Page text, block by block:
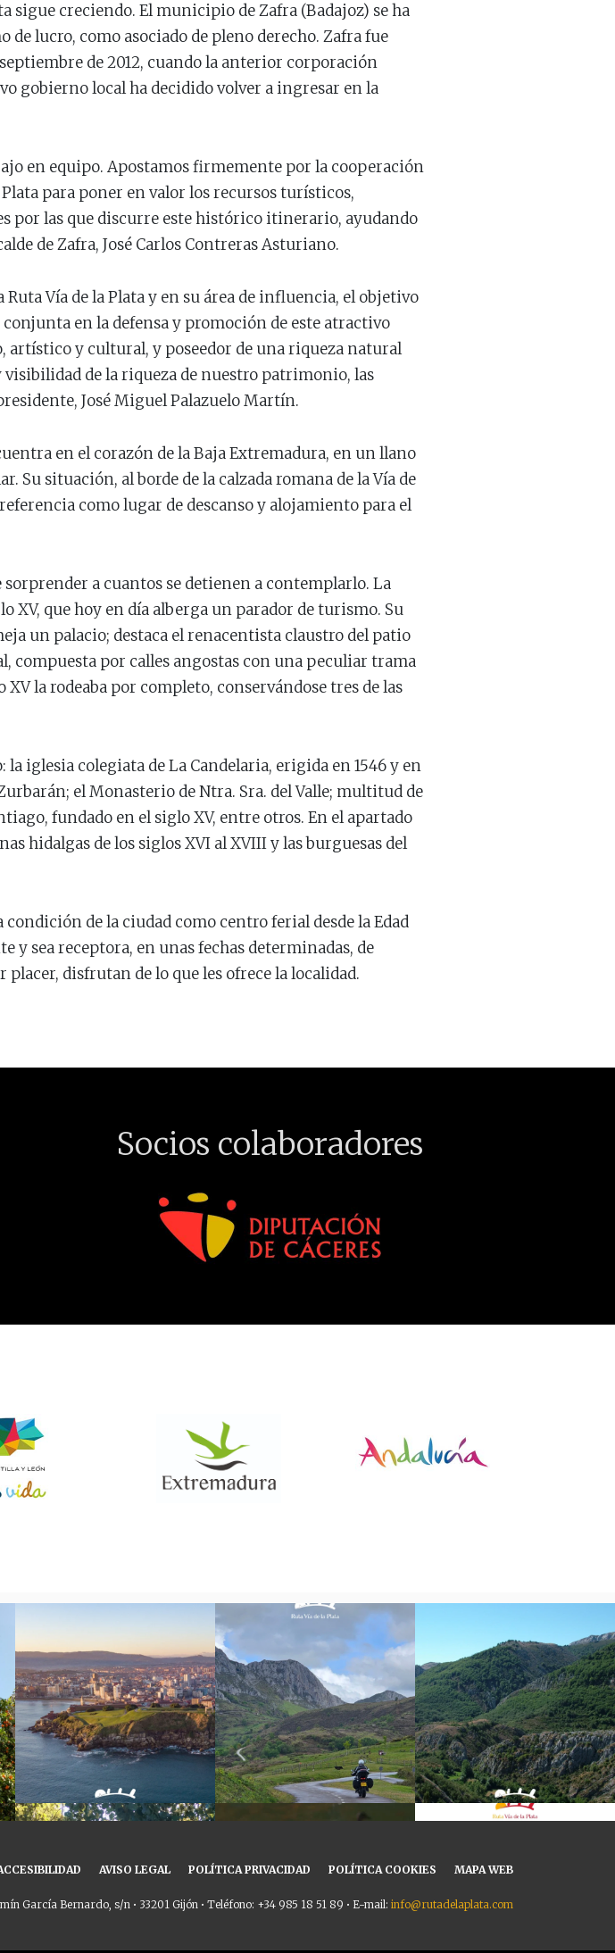
sigue creciendo. El municipio de Zafra (Badajoz) se ha
lucro, como asociado de pleno derecho. Zafra fue
de 2012, cuando la anterior corporación
gobierno local ha decidido volver a ingresar en la
en equipo. Apostamos firmemente por la cooperación
para poner en valor los recursos turísticos,
por las que discurre este histórico itinerario, ayudando
de Zafra, José Carlos Contreras Asturiano.
Vía de la Plata y en su área de influencia, el objetivo
en la defensa y promoción de este atractivo
y cultural, y poseedor de una riqueza natural
de la riqueza de nuestro patrimonio, las
José Miguel Palazuelo Martín.
en el corazón de la Baja Extremadura, en un llano
Su situación, al borde de la calzada romana de la Vía de
como lugar de descanso y alojamiento para el
a cuantos se detienen a contemplarlo. La
XV, que hoy en día alberga un parador de turismo. Su
un palacio; destaca el renacentista claustro del patio
compuesta por calles angostas con una peculiar trama
la rodeaba por completo, conservándose tres de las
iglesia colegiata de La Candelaria, erigida en 1546 y en
el Monasterio de Ntra. Sra. del Valle; multitud de
fundado en el siglo XV, entre otros. En el apartado
hidalgas de los siglos XVI al XVIII y las burguesas del
de la ciudad como centro ferial desde la Edad
sea receptora, en unas fechas determinadas, de
disfrutan de lo que les ofrece la localidad.
Socios colaboradores
AVISO LEGAL POLÍTICA PRIVACIDAD POLÍTICA COOKIES MAPA WEB
García Bernardo, s/n • 33201 Gijón • Teléfono: +34 985 18 51 89 • E-mail: info@rutadelaplata.com